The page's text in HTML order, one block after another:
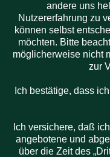
DerOnline-
10.11.26
andere uns
Nutzererfahrung zu
können selbst
möchten. Bitte
möglicherweise nicht
zur
Ich bestätige, dass
Ich versichere, daß
angebotene und
über die Zeit des